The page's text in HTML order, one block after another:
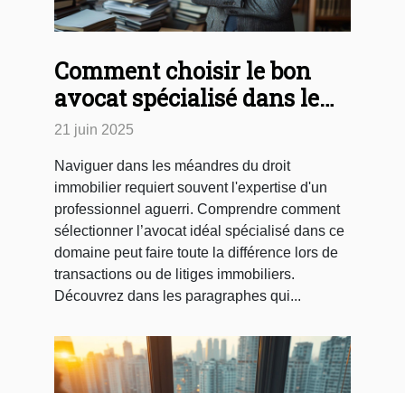
Comment choisir le bon
avocat spécialisé dans le
droit immobilier
21 juin 2025
Naviguer dans les méandres du droit
immobilier requiert souvent l'expertise d'un
professionnel aguerri. Comprendre comment
sélectionner l’avocat idéal spécialisé dans ce
domaine peut faire toute la différence lors de
transactions ou de litiges immobiliers.
Découvrez dans les paragraphes qui...